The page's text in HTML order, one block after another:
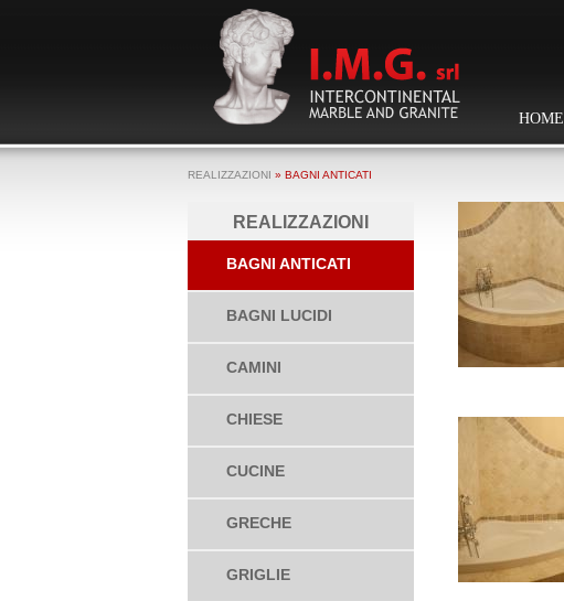
HOME
REALIZZAZIONI » BAGNI ANTICATI
REALIZZAZIONI
BAGNI ANTICATI
BAGNI LUCIDI
CAMINI
CHIESE
CUCINE
GRECHE
GRIGLIE